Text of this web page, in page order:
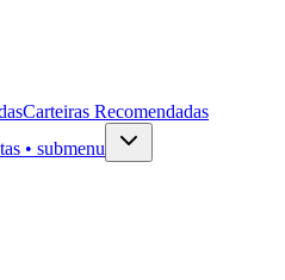
Carteiras Recomendadas
• submenu